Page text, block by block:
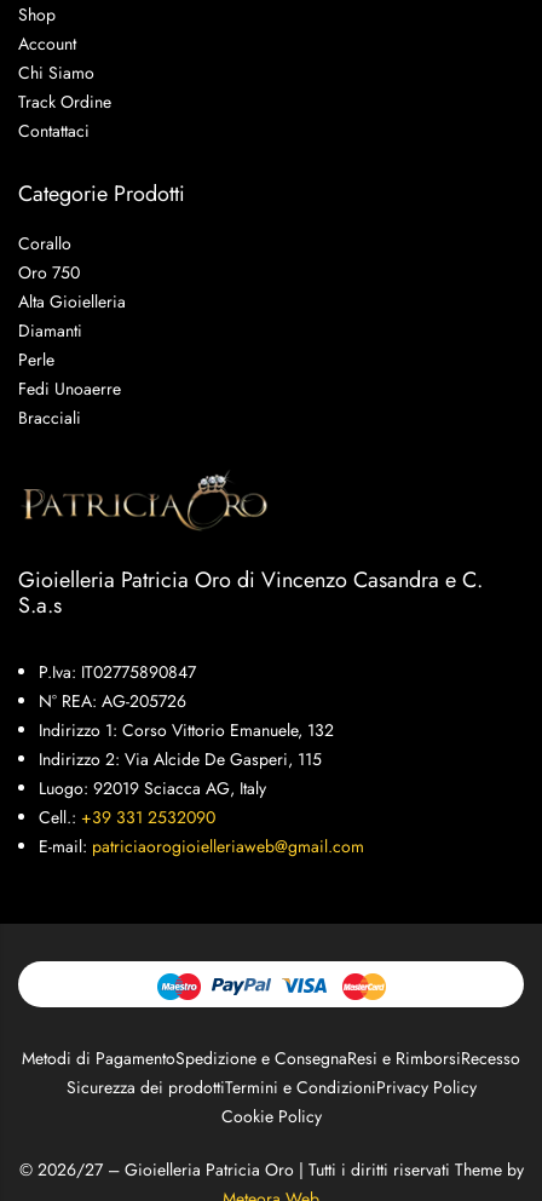
Gioielleria Patricia Oro di Vincenzo Casandra e C.
S.a.s
P.Iva: IT02775890847
N° REA: AG-205726
Indirizzo 1: Corso Vittorio Emanuele, 132
Indirizzo 2: Via Alcide De Gasperi, 115
Luogo: 92019 Sciacca AG, Italy
Cell.: +39 331 2532090
E-mail: patriciaorogioielleriaweb@gmail.com
Categorie Prodotti
Corallo
Oro 750
Alta Gioielleria
Diamanti
Perle
Fedi Unoaerre
Bracciali
Shop
Account
Chi Siamo
Track Ordine
Contattaci
Metodi di PagamentoSpedizione e ConsegnaResi e RimborsiRecesso
Sicurezza dei prodottiTermini e CondizioniPrivacy Policy
Cookie Policy
© 2026/27 – Gioielleria Patricia Oro | Tutti i diritti riservati Theme by